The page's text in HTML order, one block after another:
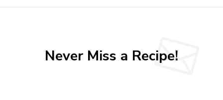
Never Miss a Recipe!